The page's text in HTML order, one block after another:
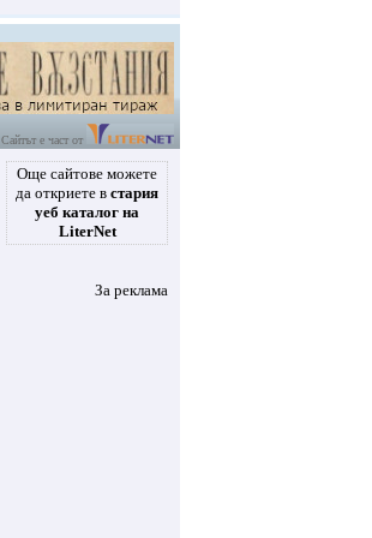
Сайтът е част от
Още сайтове можете
да откриете в стария
уеб каталог на
LiterNet
За реклама